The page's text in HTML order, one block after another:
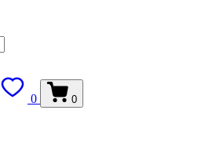
0 0